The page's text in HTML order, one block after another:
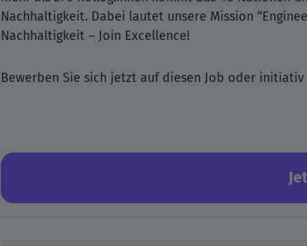
Nachhaltigkeit. Dabei lautet unsere Mission
Nachhaltigkeit – Join Excellence!
Bewerben Sie sich jetzt auf diesen Job oder